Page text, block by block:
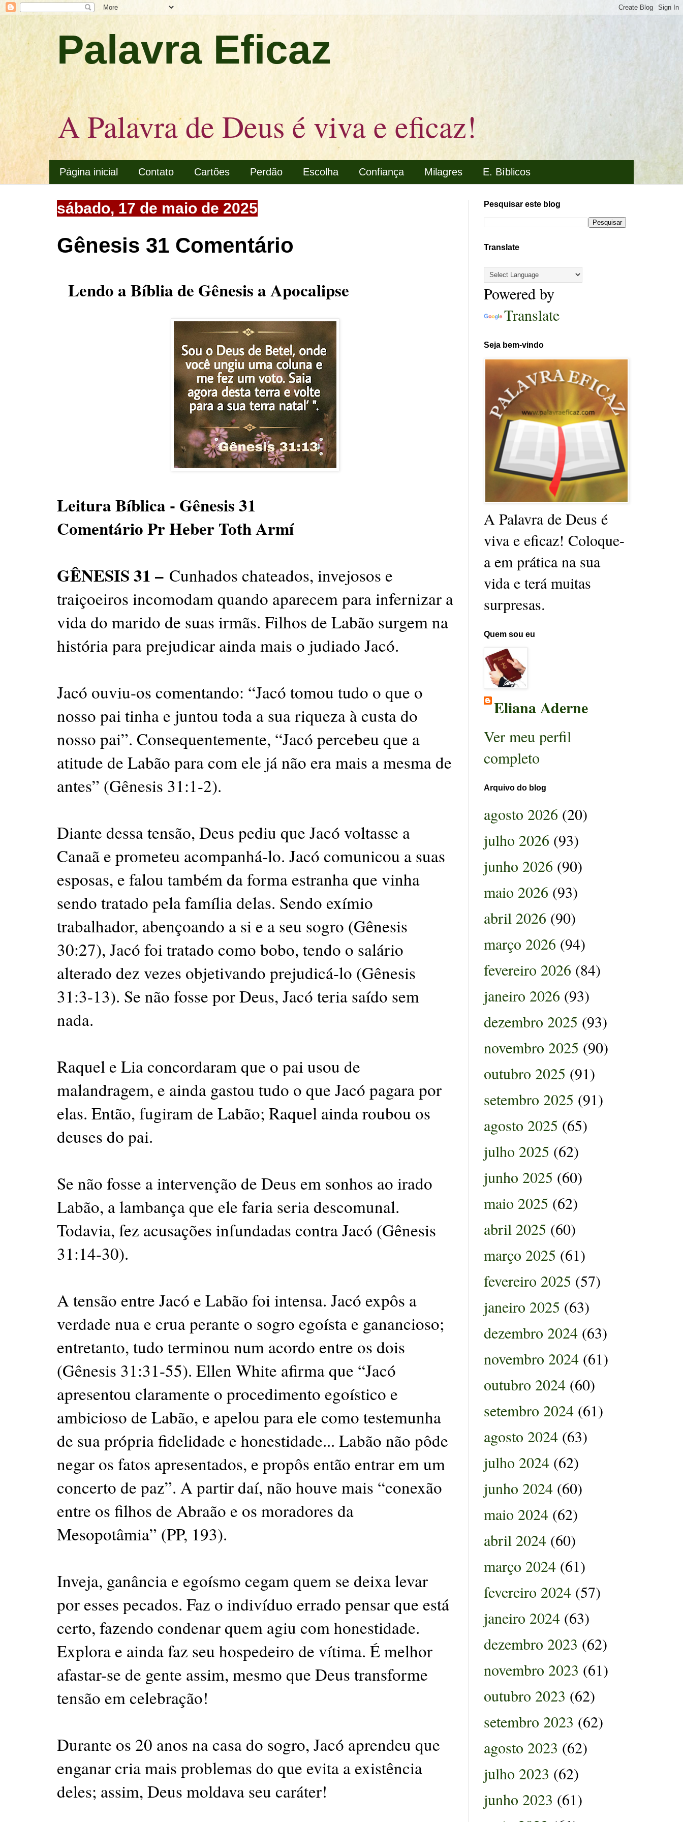
Palavra Eficaz
A Palavra de Deus é viva e eficaz!
Página inicial Contato Cartões Perdão Escolha Confiança Milagres E. Bíblicos
sábado, 17 de maio de 2025
Gênesis 31 Comentário
Lendo a Bíblia de Gênesis a Apocalipse
Leitura Bíblica - Gênesis 31
Comentário Pr Heber Toth Armí
GÊNESIS 31 – Cunhados chateados, invejosos e
traiçoeiros incomodam quando aparecem para infernizar a
vida do marido de suas irmãs. Filhos de Labão surgem na
história para prejudicar ainda mais o judiado Jacó.
Jacó ouviu-os comentando: “Jacó tomou tudo o que o
nosso pai tinha e juntou toda a sua riqueza à custa do
nosso pai”. Consequentemente, “Jacó percebeu que a
atitude de Labão para com ele já não era mais a mesma de
antes” (Gênesis 31:1-2).
Diante dessa tensão, Deus pediu que Jacó voltasse a
Canaã e prometeu acompanhá-lo. Jacó comunicou a suas
esposas, e falou também da forma estranha que vinha
sendo tratado pela família delas. Sendo exímio
trabalhador, abençoando a si e a seu sogro (Gênesis
30:27), Jacó foi tratado como bobo, tendo o salário
alterado dez vezes objetivando prejudicá-lo (Gênesis
31:3-13). Se não fosse por Deus, Jacó teria saído sem
nada.
Raquel e Lia concordaram que o pai usou de
malandragem, e ainda gastou tudo o que Jacó pagara por
elas. Então, fugiram de Labão; Raquel ainda roubou os
deuses do pai.
Se não fosse a intervenção de Deus em sonhos ao irado
Labão, a lambança que ele faria seria descomunal.
Todavia, fez acusações infundadas contra Jacó (Gênesis
31:14-30).
A tensão entre Jacó e Labão foi intensa. Jacó expôs a
verdade nua e crua perante o sogro egoísta e ganancioso;
entretanto, tudo terminou num acordo entre os dois
(Gênesis 31:31-55). Ellen White afirma que “Jacó
apresentou claramente o procedimento egoístico e
ambicioso de Labão, e apelou para ele como testemunha
de sua própria fidelidade e honestidade... Labão não pôde
negar os fatos apresentados, e propôs então entrar em um
concerto de paz”. A partir daí, não houve mais “conexão
entre os filhos de Abraão e os moradores da
Mesopotâmia” (PP, 193).
Inveja, ganância e egoísmo cegam quem se deixa levar
por esses pecados. Faz o indivíduo errado pensar que está
certo, fazendo condenar quem agiu com honestidade.
Explora e ainda faz seu hospedeiro de vítima. É melhor
afastar-se de gente assim, mesmo que Deus transforme
tensão em celebração!
Durante os 20 anos na casa do sogro, Jacó aprendeu que
enganar cria mais problemas do que evita a existência
deles; assim, Deus moldava seu caráter!
Pesquisar este blog
Translate
Powered by
Translate
Seja bem-vindo
A Palavra de Deus é
viva e eficaz! Coloque-
a em prática na sua
vida e terá muitas
surpresas.
Quem sou eu
Eliana Aderne
Ver meu perfil
completo
Arquivo do blog
agosto 2026 (20)
julho 2026 (93)
junho 2026 (90)
maio 2026 (93)
abril 2026 (90)
março 2026 (94)
fevereiro 2026 (84)
janeiro 2026 (93)
dezembro 2025 (93)
novembro 2025 (90)
outubro 2025 (91)
setembro 2025 (91)
agosto 2025 (65)
julho 2025 (62)
junho 2025 (60)
maio 2025 (62)
abril 2025 (60)
março 2025 (61)
fevereiro 2025 (57)
janeiro 2025 (63)
dezembro 2024 (63)
novembro 2024 (61)
outubro 2024 (60)
setembro 2024 (61)
agosto 2024 (63)
julho 2024 (62)
junho 2024 (60)
maio 2024 (62)
abril 2024 (60)
março 2024 (61)
fevereiro 2024 (57)
janeiro 2024 (63)
dezembro 2023 (62)
novembro 2023 (61)
outubro 2023 (62)
setembro 2023 (62)
agosto 2023 (62)
julho 2023 (62)
junho 2023 (61)